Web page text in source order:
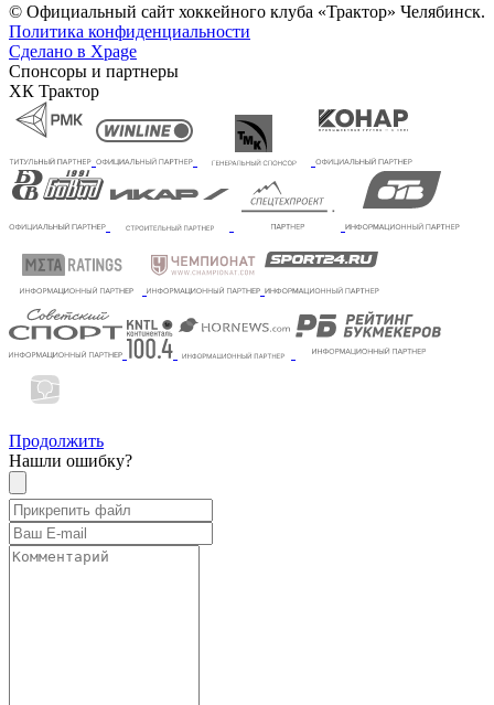
© Официальный сайт хоккейного клуба «Трактор» Челябинск.
Политика конфиденциальности
Сделано в Xpage
Спонсоры и партнеры
ХК Трактор
Продолжить
Нашли ошибку?